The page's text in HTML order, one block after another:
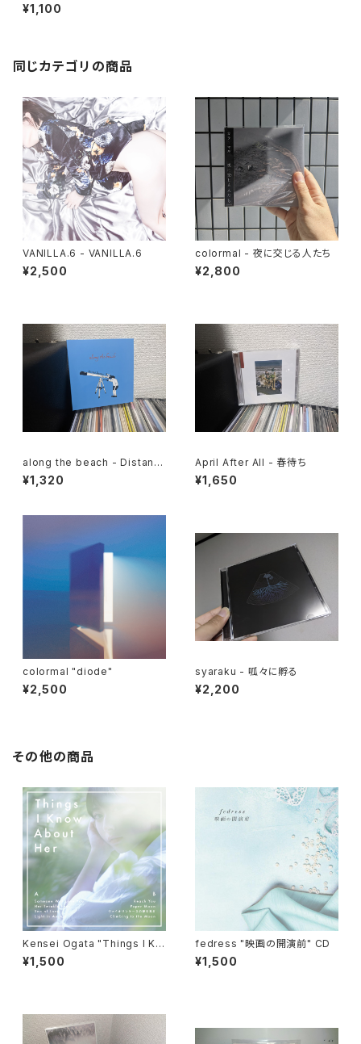
¥1,100
同じカテゴリの商品
VANILLA.6 - VANILLA.6
¥2,500
colormal - 夜に交じる人たち
¥2,800
along the beach - Distant
Scenery
¥1,320
April After All - 春待ち
¥1,650
colormal "diode"
¥2,500
syaraku - 呱々に孵る
¥2,200
その他の商品
Kensei Ogata "Things I Kn
ow About Her" CD
¥1,500
fedress "映画の開演前" CD
¥1,500